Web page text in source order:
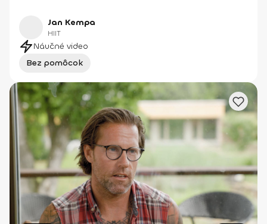
Jan Kempa
HIIT
Náučné video
Bez pomôcok